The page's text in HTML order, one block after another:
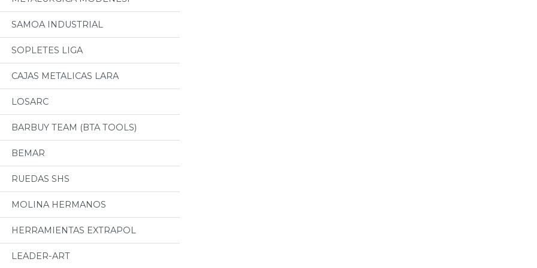
SAMOA INDUSTRIAL
SOPLETES LIGA
CAJAS METALICAS LARA
LOSARC
BARBUY TEAM (BTA TOOLS)
BEMAR
RUEDAS SHS
MOLINA HERMANOS
HERRAMIENTAS EXTRAPOL
LEADER-ART